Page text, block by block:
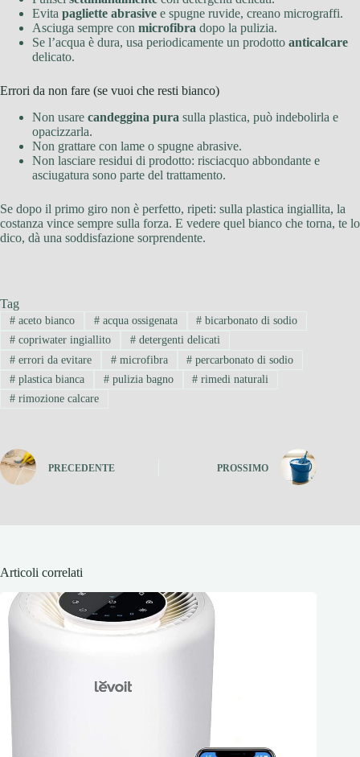
Evita pagliette abrasive e spugne ruvide, creano micrograffi.
Asciuga sempre con microfibra dopo la pulizia.
Se l’acqua è dura, usa periodicamente un prodotto anticalcare
delicato.
Errori da non fare (se vuoi che resti bianco)
Non usare candeggina pura sulla plastica, può indebolirla e
opacizzarla.
Non grattare con lame o spugne abrasive.
Non lasciare residui di prodotto: risciacquo abbondante e
asciugatura sono parte del trattamento.
Se dopo il primo giro non è perfetto, ripeti: sulla plastica ingiallita, la
costanza vince sempre sulla forza. E vedere quel bianco che torna, te lo
dico, dà una soddisfazione sorprendente.
Tag
#aceto bianco #acqua ossigenata # bicarbonato di sodio
#copriwater ingiallito #detergenti delicati
#errori da evitare #microfibra # percarbonato di sodio
#plastica bianca #pulizia bagno # rimedi naturali
#rimozione calcare
PRECEDENTE PROSSIMO
Articoli correlati